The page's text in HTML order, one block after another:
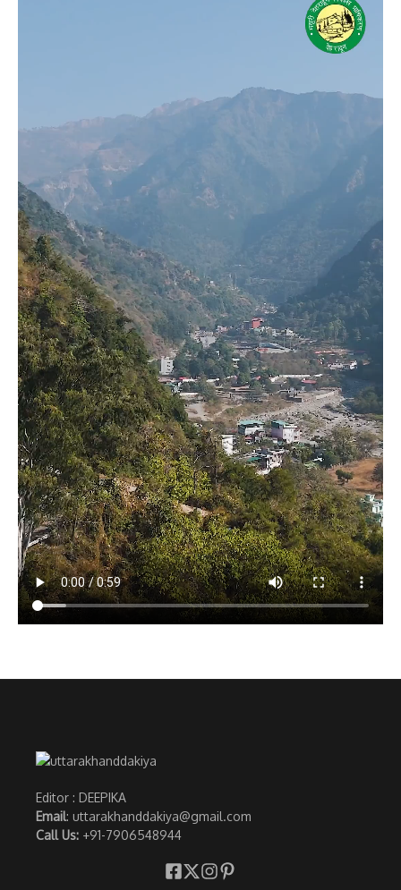
Editor : DEEPIKA
Email: uttarakhanddakiya@gmail.com
Call Us: +91-7906548944